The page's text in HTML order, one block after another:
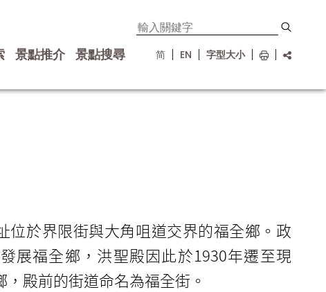
景點推介 景點搜尋 简 EN 字型大小
位於界限街與大角咀道交界的福全鄉。政
展福全鄉，洪聖殿因此於1930年遷至現
殿前的街道命名為福全街。